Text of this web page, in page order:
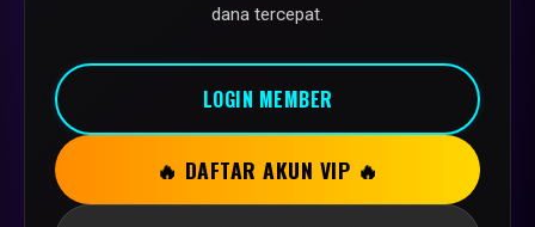
dana tercepat.
LOGIN MEMBER
🔥 DAFTAR AKUN VIP 🔥